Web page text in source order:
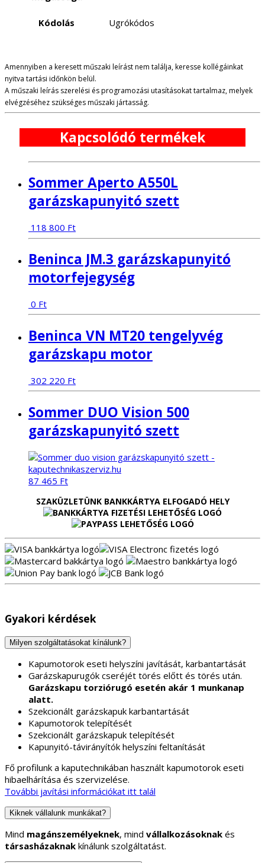
Kódolás Ugrókódos
Amennyiben a keresett műszaki leírást nem találja, keresse kollégáinkat
nyitva tartási időnkön belül.
A műszaki leírás szerelési és programozási utasításokat tartalmaz, melyek
elvégzéséhez szükséges műszaki jártasság.
Kapcsolódó termékek
Sommer Aperto A550L
garázskapunyitó szett
118 800 Ft
Beninca JM.3 garázskapunyitó
motorfejegység
0 Ft
Beninca VN MT20 tengelyvég
garázskapu motor
302 220 Ft
Sommer DUO Vision 500
garázskapunyitó szett
87 465 Ft
SZAKÜZLETÜNK BANKKÁRTYA ELFOGADÓ HELY
Gyakori kérdések
Milyen szolgáltatásokat kínálunk?
Kapumotorok eseti helyszíni javítását, karbantartását
Garázskapurugók cseréjét törés előtt és törés után.
Garázskapu torziórugó esetén akár 1 munkanap
alatt.
Szekcionált garázskapuk karbantartását
Kapumotorok telepítését
Szekcionált garázskapuk telepítését
Kapunyitó-távirányítók helyszíni feltanítását
Fő profilunk a kaputechnikában használt kapumotorok eseti
hibaelhárítása és szervizelése.
További javítási információkat itt talál
Kiknek vállalunk munkákat?
Mind magánszemélyeknek, mind vállalkozásoknak és
társasházaknak kínálunk szolgáltatást.